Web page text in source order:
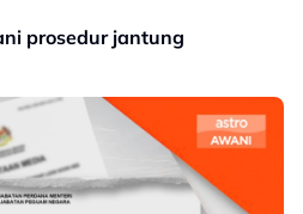
prosedur jantung